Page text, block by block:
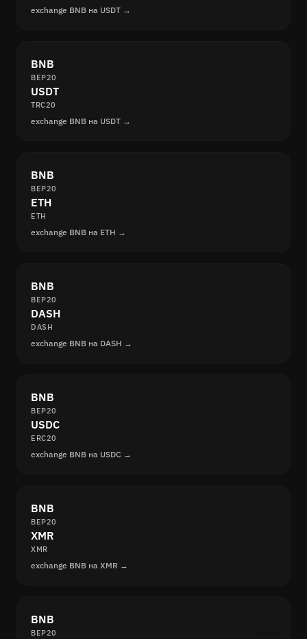
exchange BNB на USDT →
BNB
BEP20
USDT
TRC20
exchange BNB на USDT →
BNB
BEP20
ETH
ETH
exchange BNB на ETH →
BNB
BEP20
DASH
DASH
exchange BNB на DASH →
BNB
BEP20
USDC
ERC20
exchange BNB на USDC →
BNB
BEP20
XMR
XMR
exchange BNB на XMR →
BNB
BEP20